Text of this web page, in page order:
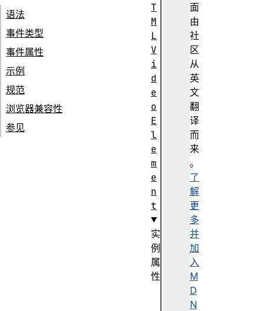
面
由
社
区
从
英
文
翻
译
而
来
。
了
解
更
多
并
加
入
M
D
N
语法
事件类型
事件属性
示例
规范
浏览器兼容性
参见
T
M
L
V
i
d
e
o
E
l
e
m
e
n
t
实
例
属
性